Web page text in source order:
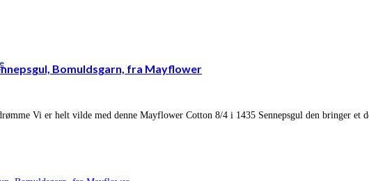
Bomuldsgarn, fra Mayflower
Vi er helt vilde med denne Mayflower Cotton 8/4 i 1435 Sennepsgul den bringer